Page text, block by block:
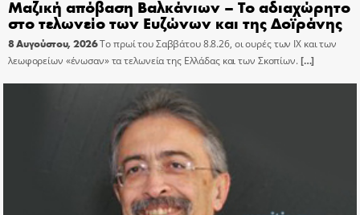
Μαζική απόβαση Βαλκάνιων – Το αδιαχώρητο
στο τελωνείο των Ευζώνων και της Δοϊράνης
8 Αυγούστου, 2026Το πρωί του Σαββάτου 8.8.26, οι ουρές των ΙΧ και των
λεωφορείων «ένωσαν» τα τελωνεία της Ελλάδας και των Σκοπίων.[…]